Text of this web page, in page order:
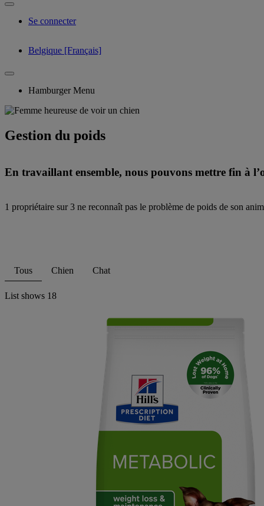
Se connecter
Belgique [Français]
Hamburger Menu
Gestion du poids
En travaillant ensemble, nous pouvons mettre fin à
1 propriétaire sur 3 ne reconnaît pas le problème de poids de son
Tous Chien Chat
List shows 18